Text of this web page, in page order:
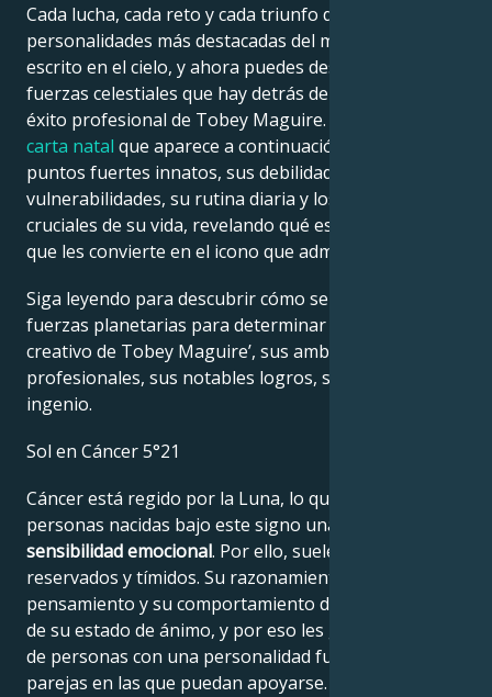
Cada lucha, cada reto y cada triunfo de las
personalidades más destacadas del mundo está
escrito en el cielo, y ahora puedes descifrar las
fuerzas celestiales que hay detrás del encanto y el
éxito profesional de Tobey Maguire.
carta natal que aparece a continuación describe sus
puntos fuertes innatos, sus debilidades, sus
vulnerabilidades, su rutina diaria y los momentos
cruciales de su vida, revelando qué es exactamente lo
que les convierte en el icono que admiramos.
Siga leyendo para descubrir cómo se alinean las
fuerzas planetarias para determinar el genio
creativo de Tobey Maguire’, sus ambiciones
profesionales, sus notables logros, su sabiduría y su
ingenio.
Sol en Cáncer 5°21
Cáncer está regido por la Luna, lo que confiere a las
personas nacidas bajo este signo una gran
sensibilidad emocional. Por ello, suelen ser
reservados y tímidos. Su razonamiento, su
pensamiento y su comportamiento dependen mucho
de su estado de ánimo, y por eso les gusta depender
de personas con una personalidad fuerte y elegir
parejas en las que puedan apoyarse.